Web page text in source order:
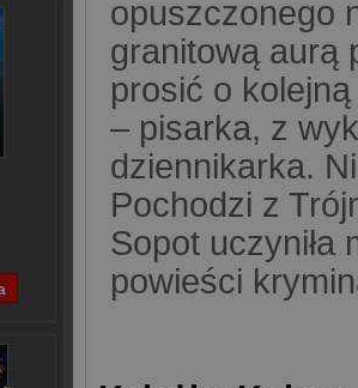
opuszczonego
granitową aurą
prosić o
– pisarka, z
dziennikarka.
Pochodzi z
Sopot uczyniła
powieści